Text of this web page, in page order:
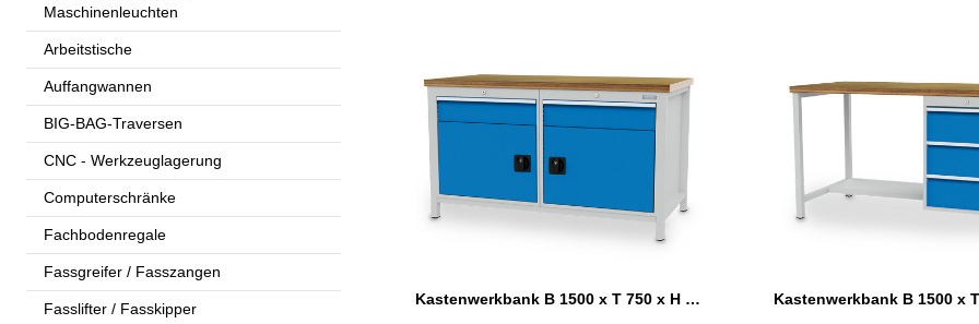
Maschinenleuchten
Arbeitstische
Auffangwannen
BIG-BAG-Traversen
CNC - Werkzeuglagerung
Computerschränke
Fachbodenregale
Fassgreifer / Fasszangen
Fasslifter / Fasskipper
Kastenwerkbank B 1500 x T 750 x H 859 mm mit 2 Schubladen R 24-24